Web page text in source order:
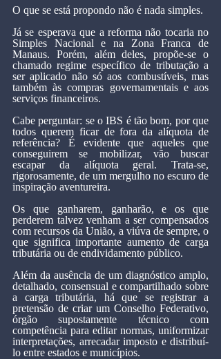
O que se está propondo não é nada simples.
Já se esperava que a reforma não tocaria no
Simples Nacional e na Zona Franca de
Manaus. Porém, além deles, propõe-se o
chamado regime específico de tributação a
ser aplicado não só aos combustíveis, mas
também às compras governamentais e aos
serviços financeiros.
Cabe perguntar: se o IBS é tão bom, por que
todos querem ficar de fora da alíquota de
referência? É evidente que aqueles que
conseguirem se mobilizar, vão buscar
escapar da alíquota geral. Trata-se,
rigorosamente, de um mergulho no escuro de
inspiração aventureira.
Os que ganharem, ganharão, e os que
perderem talvez venham a ser compensados
com recursos da União, a viúva de sempre, o
que significa importante aumento de carga
tributária ou de endividamento público.
Além da ausência de um diagnóstico amplo,
detalhado, consensual e compartilhado sobre
a carga tributária, há que se registrar a
pretensão de criar um Conselho Federativo,
órgão supostamente técnico com
competência para editar normas, uniformizar
interpretações, arrecadar imposto e distribuí-
lo entre estados e municípios.